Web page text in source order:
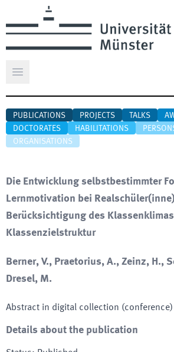
Open main menu
PUBLICATIONS PROJECTS TALKS
DOCTORATES
HABILITATIONS
ORGANISATIONS
Die Entwicklung selbstbestimmter
Lernmotivation bei
Berücksichtigung des
Klassenzielstruktur
Berner, V., Praetorius, A., Zeinz, H.,
Dresel, M.
Abstract in digital collection (conference)
Details about the publication